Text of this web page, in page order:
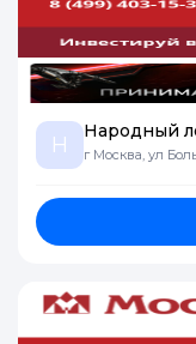
Н
Народный
г Москва, ул